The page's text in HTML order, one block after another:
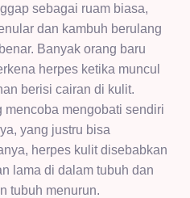
sebagai ruam biasa,
dan kambuh berulang
Banyak orang baru
herpes ketika muncul
berisi cairan di kulit.
mengobati sendiri
yang justru bisa
herpes kulit disebabkan
lama di dalam tubuh dan
tubuh menurun.